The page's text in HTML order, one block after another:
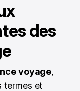
des
voyage,
termes et